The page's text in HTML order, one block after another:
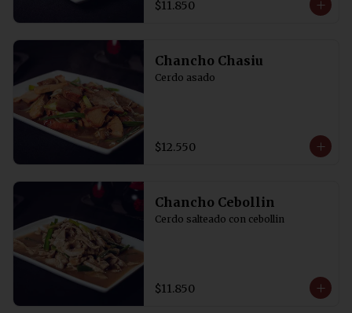
$11.850
Chancho Chasiu
Cerdo asado
$12.550
Chancho Cebollin
Cerdo salteado con cebollin
$11.850